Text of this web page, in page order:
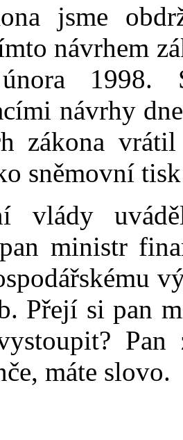
jsme
návrhem
1998.
návrhy
zákona
sněmovní
vlády
pan ministr
Přejí si pan
Pan
máte slovo.